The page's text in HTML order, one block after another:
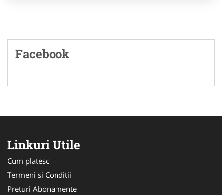
Facebook
Linkuri Utile
Cum platesc
Termeni si Conditii
Preturi Abonamente